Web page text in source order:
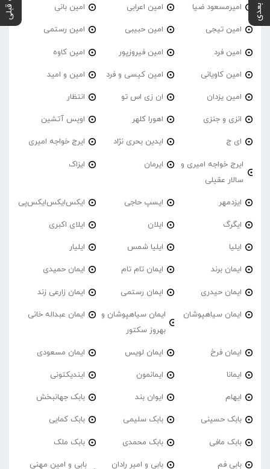
امیرمسعود ضیا امین اعرابی امین بانی
امین تیجی امین حبیبی امین رستمی
امین فرد امین فیروزپور امین کاوه
امین کاویانی امین کیسی و فرد امین و امید
امین یزدان ان زی اس تو انتظار
انزی و جنزی اهورا کلهر اویس آتشین
ای ج ایدین بحری نژاد ایرج خواجه امیری
ایرج خواجه امیری و
سالار عقیلی
ایرمان ایزاک
ایزدمهر ایسپ حاجی ایکس‌ایکس‌ایکس‌پی
ایگرگ ایلان ایلای اکبری
ایلیا ایلیا شمس ایلیار
ایمان برند ایمان تام تام ایمان حمیدی
ایمان حیدری ایمان رستمی ایمان زارعی زند
ایمان سیاهپوشان
ایمان سیاهپوشان و
بهروز سکتور
ایمان عبداله خانی
ایمان فرخ ایمان لویس ایمان مسعودی
ایمانا ایمانمون ایندیکتونی
ایهام ایوان بند بابک جهانبخش
بابک حسینی بابک سلیمی بابک کمایی
بابک مافی بابک محمدی بابک ملک
بابی فم بابی و امیر رادان
بابی و امین مهنی